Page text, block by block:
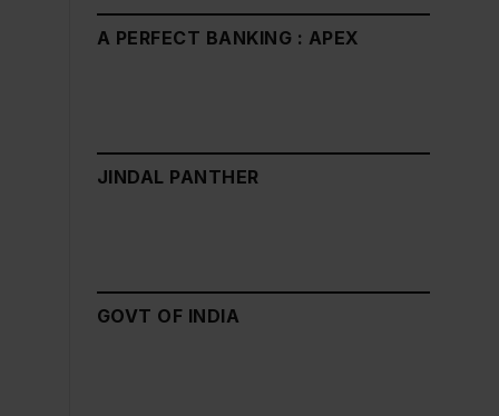
A PERFECT BANKING : APEX
JINDAL PANTHER
GOVT OF INDIA